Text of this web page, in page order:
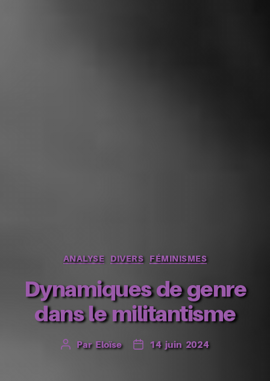
Catégories
ANALYSE DIVERS FÉMINISMES
Dynamiques de genre
dans le militantisme
Auteur
Par Eloïse
Date14 juin 2024